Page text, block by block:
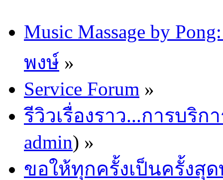
Music Massage by
พงษ์ »
Service Forum »
รีวิวเรื่องราว...การบริก
admin) »
ขอให้ทุกครั้งเป็นครั้งสุ